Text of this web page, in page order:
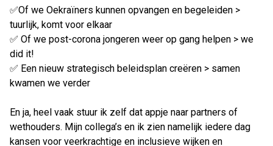
✅Of we Oekraïners kunnen opvangen en begeleiden >
tuurlijk, komt voor elkaar
✅ Of we post-corona jongeren weer op gang helpen > we
did it!
✅ Een nieuw strategisch beleidsplan creëren > samen
kwamen we verder
En ja, heel vaak stuur ik zelf dat appje naar partners of
wethouders. Mijn collega’s en ik zien namelijk iedere dag
kansen voor veerkrachtige en inclusieve wijken en